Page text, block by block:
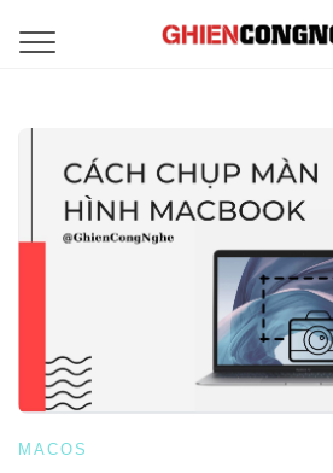
MACOS